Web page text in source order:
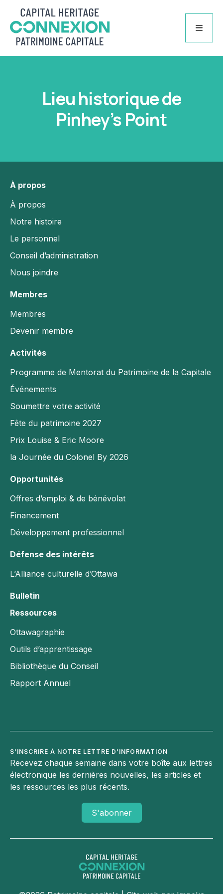
content
À propos
Notre histoire
Le personnel
Nous joindre
Membres
Membres
Devenir membre
Activités
Capitale
Événements
la Journée du Colonel By 2026
Opportunités
Développement professionnel
L’Alliance culturelle d’Ottawa
Bulletin
Ressources
Ottawagraphie
Outils d’apprentissage
YouTube
Facebook
Lieu historique de
Pinhey’s Point
À propos
À propos
Notre histoire
Le personnel
Conseil d’administration
Nous joindre
Membres
Membres
Devenir membre
Activités
Programme de Mentorat du Patrimoine de la Capitale
Événements
Soumettre votre activité
Fête du patrimoine 2027
Prix Louise & Eric Moore
la Journée du Colonel By 2026
Opportunités
Offres d’emploi & de bénévolat
Financement
Développement professionnel
Défense des intérêts
L’Alliance culturelle d’Ottawa
Bulletin
Ressources
Ottawagraphie
Outils d’apprentissage
Bibliothèque du Conseil
Rapport Annuel
S'INSCRIRE À NOTRE LETTRE D'INFORMATION
Recevez chaque semaine dans votre boîte aux lettres
électronique les dernières nouvelles, les articles et
les ressources les plus récents.
S'abonner